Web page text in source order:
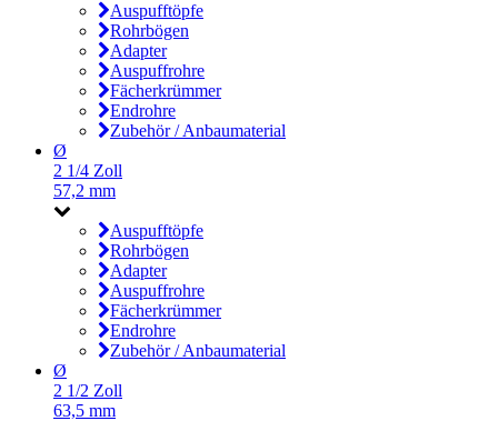
Auspufftöpfe
Rohrbögen
Adapter
Auspuffrohre
Fächerkrümmer
Endrohre
Zubehör / Anbaumaterial
Ø
2 1/4 Zoll
57,2 mm
Auspufftöpfe
Rohrbögen
Adapter
Auspuffrohre
Fächerkrümmer
Endrohre
Zubehör / Anbaumaterial
Ø
2 1/2 Zoll
63,5 mm